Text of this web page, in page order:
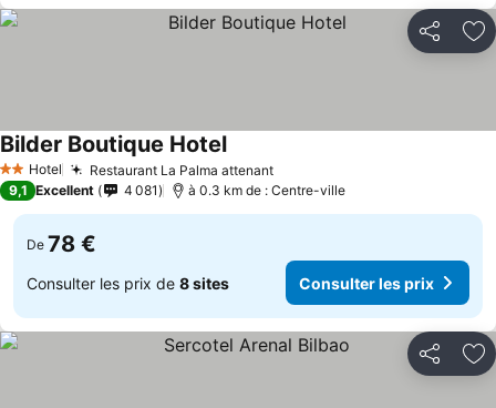
Partager
2 Étoiles
Hotel Restaurant La Palma attenantConsulter les prix
Bilder Boutique HotelConsulter les prix
9,1 Excellent 4 081 à 0.3 km de : Centre-ville
De 78 €
Consulter les prix de 8 sites Consulter les prix
Partager